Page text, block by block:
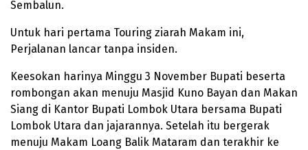
Sembalun.
Untuk hari pertama Touring ziarah Makam ini,
Perjalanan lancar tanpa insiden.
Keesokan harinya Minggu 3 November Bupati beserta
rombongan akan menuju Masjid Kuno Bayan dan Makan
Siang di Kantor Bupati Lombok Utara bersama Bupati
Lombok Utara dan jajarannya. Setelah itu bergerak
menuju Makam Loang Balik Mataram dan terakhir ke